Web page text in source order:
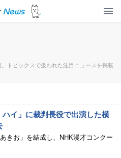
トピックスで扱われた注目ニュースを掲載
ハイ」に裁判長役で出演した横
きお」を結成し、NHK漫才コンクー